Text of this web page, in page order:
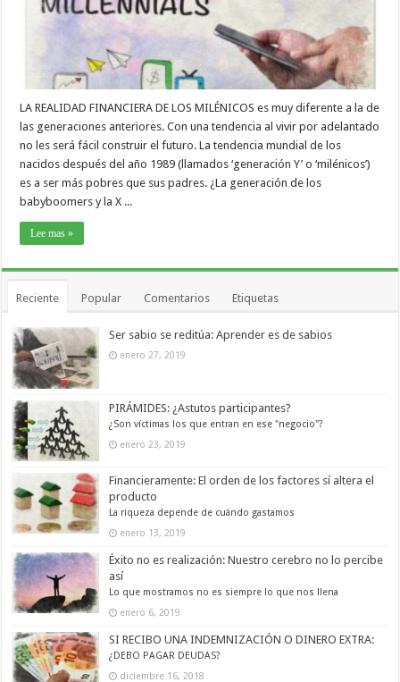
LA REALIDAD FINANCIERA DE LOS MILÉNICOS es muy diferente a la de
las generaciones anteriores. Con una tendencia al vivir por adelantado
no les será fácil construir el futuro. La tendencia mundial de los
nacidos después del año 1989 (llamados ‘generación Y’ o ‘milénicos’)
es a ser más pobres que sus padres. ¿La generación de los
babyboomers y la X ...
Lee mas »
Reciente Popular Comentarios Etiquetas
Ser sabio se reditúa: Aprender es de sabios
enero 27, 2019
PIRÁMIDES: ¿Astutos participantes?
¿Son víctimas los que entran en ese "negocio"?
enero 23, 2019
Financieramente: El orden de los factores sí altera el
producto
La riqueza depende de cuándo gastamos
enero 13, 2019
Éxito no es realización: Nuestro cerebro no lo percibe
así
Lo que mostramos no es siempre lo que nos llena
enero 6, 2019
SI RECIBO UNA INDEMNIZACIÓN O DINERO EXTRA:
¿DEBO PAGAR DEUDAS?
diciembre 16, 2018